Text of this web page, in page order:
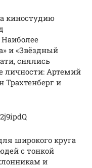
киностудию
и «Звёздный
снялись
личности: Артемий
Трахтенберг и
широкого круга
с тонкой
и